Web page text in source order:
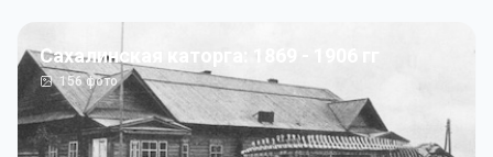
Сахалинская каторга: 1869 - 1906 гг
156фото